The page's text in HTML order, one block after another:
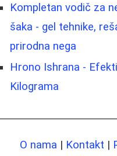
Kompletan vodič za
šaka - gel tehnike,
prirodna nega
Hrono Ishrana -
Kilograma
O nama | Kontakt |